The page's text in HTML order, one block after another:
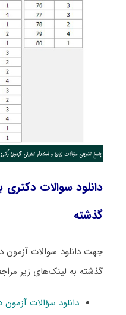
دانلود سوالات
گذشته
جهت دانلود سوالات آزمون
گذشته به لینک‌های زیر
دانلود سؤالات آزمون دکتری 1400